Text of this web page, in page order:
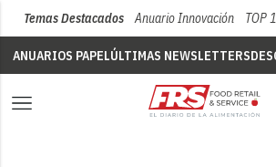
Temas Destacados Anuario Innovación TOP
ANUARIOS PAPELÚLTIMAS NEWSLETTERS